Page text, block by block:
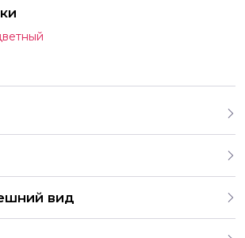
комплектами поэтому выбрать
принтом отдельно нельзя
в примерах могут
вид